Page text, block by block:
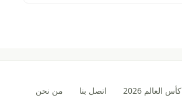
كأس العالم 2026 اتصل بنا
من نحن